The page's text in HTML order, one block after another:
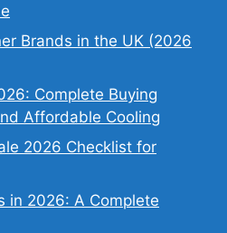
Brands in the UK (2026
Complete Buying
Affordable Cooling
2026 Checklist for
in 2026: A Complete